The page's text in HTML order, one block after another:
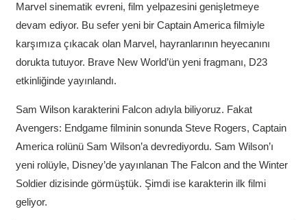
Marvel sinematik evreni, film yelpazesini genişletmeye
devam ediyor. Bu sefer yeni bir Captain America filmiyle
karşımıza çıkacak olan Marvel, hayranlarının heyecanını
dorukta tutuyor. Brave New World’ün yeni fragmanı, D23
etkinliğinde yayınlandı.
Sam Wilson karakterini Falcon adıyla biliyoruz. Fakat
Avengers: Endgame filminin sonunda Steve Rogers, Captain
America rolünü Sam Wilson’a devrediyordu. Sam Wilson’ı
yeni rolüyle, Disney’de yayınlanan The Falcon and the Winter
Soldier dizisinde görmüştük. Şimdi ise karakterin ilk filmi
geliyor.